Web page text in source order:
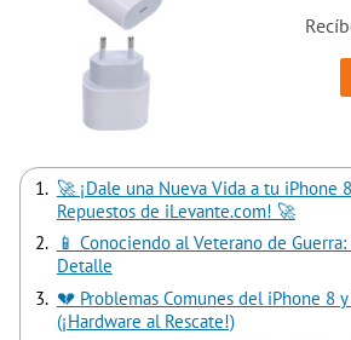
🚀 ¡Dale una Nueva Vida a tu iPhone
Repuestos de iLevante.com! 🚀
📱 Conociendo al Veterano de
Detalle
💔 Problemas Comunes del iPhone 8
(¡Hardware al Rescate!)